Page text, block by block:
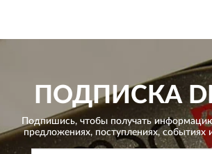
ПОДПИСКА
Подпишись, чтобы получать
предложениях, поступлениях,